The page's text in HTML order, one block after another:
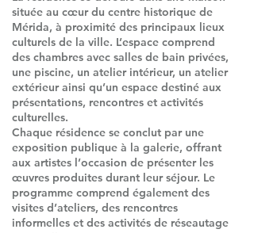
située au cœur du centre historique de
Mérida, à proximité des principaux lieux
culturels de la ville. L’espace comprend
des chambres avec salles de bain privées,
une piscine, un atelier intérieur, un atelier
extérieur ainsi qu’un espace destiné aux
présentations, rencontres et activités
culturelles.
Chaque résidence se conclut par une
exposition publique à la galerie, offrant
aux artistes l’occasion de présenter les
œuvres produites durant leur séjour. Le
programme comprend également des
visites d’ateliers, des rencontres
informelles et des activités de réseautage